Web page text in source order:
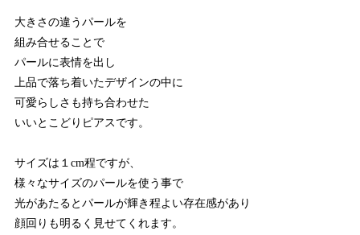
大きさの違うパールを
組み合せることで
パールに表情を出し
上品で落ち着いたデザインの中に
可愛らしさも持ち合わせた
いいとこどりピアスです。
サイズは１cm程ですが、
様々なサイズのパールを使う事で
光があたるとパールが輝き程よい存在感があり
顔回りも明るく見せてくれます。